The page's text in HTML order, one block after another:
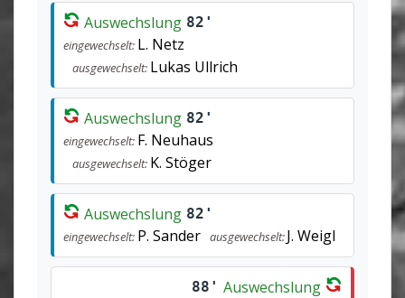
Auswechslung 82'
eingewechselt: L. Netz
ausgewechselt: Lukas Ullrich
Auswechslung 82'
eingewechselt: F. Neuhaus
ausgewechselt: K. Stöger
Auswechslung 82'
eingewechselt: P. Sander ausgewechselt:J. Weigl
88' Auswechslung